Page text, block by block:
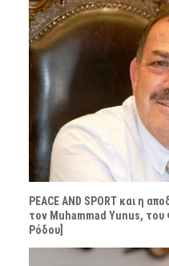
PEACE AND SPORT και η
τον Muhammad Yunus,
Ρόδου]